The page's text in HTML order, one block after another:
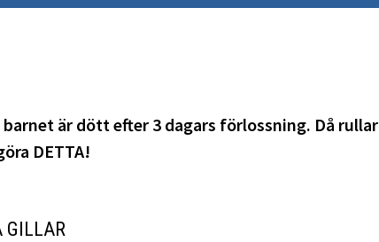
är dött efter 3 dagars förlossning. Då rullar
DETTA!
GILLAR